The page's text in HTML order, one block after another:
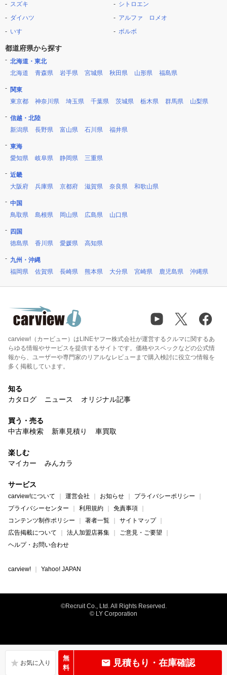
無
料
見積もり・在庫確認
スズキ
ダイハツ
いすゞ
シトロエン
アルファ ロメオ
ボルボ
都道府県から探す
北海道・東北
北海道
青森県 岩手県 宮城県 秋田県 山形県 福島県
関東
東京都
神奈川県 埼玉県 千葉県 茨城県 栃木県 群馬県 山梨県
信越・北陸
新潟県
長野県 富山県 石川県 福井県
東海
愛知県
岐阜県 静岡県 三重県
近畿
大阪府
兵庫県 京都府 滋賀県 奈良県 和歌山県
中国
鳥取県
島根県 岡山県 広島県 山口県
四国
徳島県
香川県 愛媛県 高知県
九州・沖縄
福岡県
佐賀県 長崎県 熊本県 大分県 宮崎県 鹿児島県 沖縄県
carview!（カービュー）はLINEヤフー株式会社が運営するクルマに関するあ
らゆる情報やサービスを提供するサイトです。価格やスペックなどの公式情
報から、ユーザーや専門家のリアルなレビューまで購入検討に役立つ情報を
多く掲載しています。
知る
カタログ
ニュース オリジナル記事
買う・売る
中古車検索
新車見積り 車買取
楽しむ
マイカー
みんカラ
サービス
carview!について 運営会社 お知らせ
プライバシーポリシー
プライバシーセンター
利用規約
免責事項
コンテンツ制作ポリシー
著者一覧
サイトマップ
広告掲載について
法人加盟店募集
ご意見・ご要望
ヘルプ・お問い合わせ
carview! Yahoo! JAPAN
©Recruit Co., Ltd. All Rights Reserved.
© LY Corporation